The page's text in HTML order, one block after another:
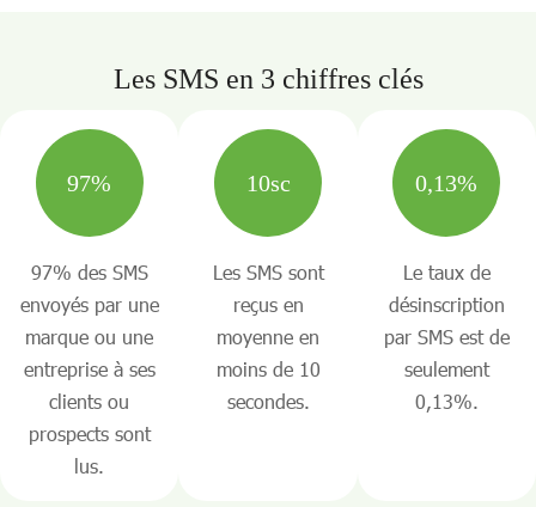
Les SMS en 3 chiffres clés
97%
97% des SMS
envoyés par une
marque ou une
entreprise à ses
clients ou
prospects sont
lus.
10sc
Les SMS sont
reçus en
moyenne en
moins de 10
secondes.
0,13%
Le taux de
désinscription
par SMS est de
seulement
0,13%.